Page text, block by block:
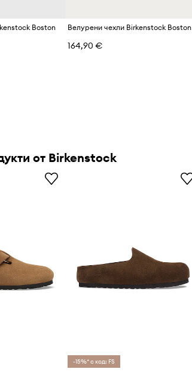
Boston Велурени чехли Birkenstock Boston
164,90 €
от Birkenstock
-15%* с код: FS